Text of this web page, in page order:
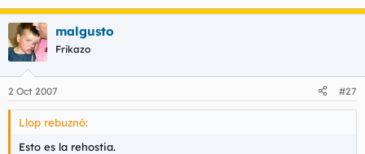
malgusto
Frikazo
2 Oct 2007 #27
Llop rebuznó:
Esto es la rehostia.